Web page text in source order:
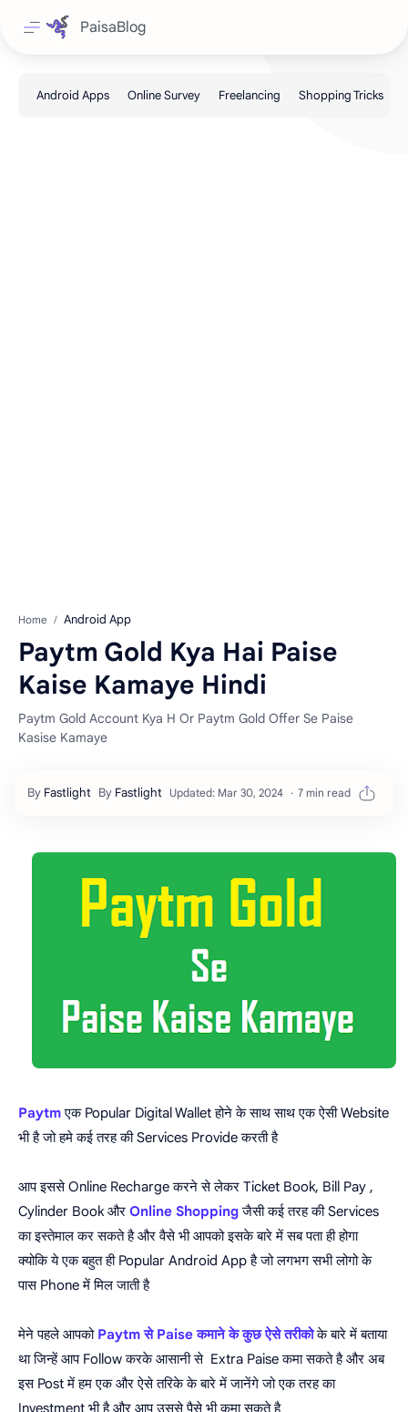
PaisaBlog
Home Android App
Paytm Gold Kya Hai Paise
Kaise Kamaye Hindi
Paytm Gold Account Kya H Or Paytm Gold Offer Se Paise
Kasise Kamaye
7 min read
Paytmएक Popular Digital Wallet होने के साथ साथ एक ऐसी Website
भी है जो हमे कई तरह की Services Provide करती है
आप इससे Online Recharge करने से लेकर Ticket Book, Bill Pay ,
Cylinder Book और Online Shoppingजैसी कई तरह की Services
का इस्तेमाल कर सकते है और वैसे भी आपको इसके बारे में सब पता ही होगा
क्योकि ये एक बहुत ही Popular Android App है जो लगभग सभी लोगो के
पास Phone में मिल जाती है
मेने पहले आपको Paytm से Paise कमाने के कुछ ऐसे तरीकोके बारे में बताया
था जिन्हें आप Follow करके आसानी से Extra Paise कमा सकते है और अब
इस Post में हम एक और ऐसे तरिके के बारे में जानेंगे जो एक तरह का
Investment भी है और आप उससे पैसे भी कमा सकते है